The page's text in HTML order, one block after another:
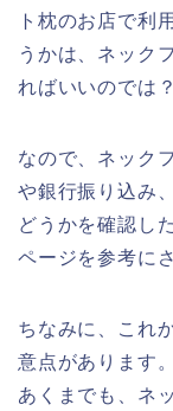
ト枕のお店で利
うかは、ネック
ればいいのでは
なので、ネック
や銀行振り込み
どうかを確認し
ページを参考に
ちなみに、これ
意点があります
あくまでも、ネ